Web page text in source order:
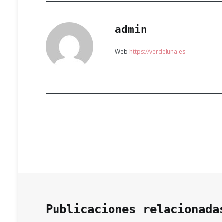
admin
Web https://verdeluna.es
Publicaciones